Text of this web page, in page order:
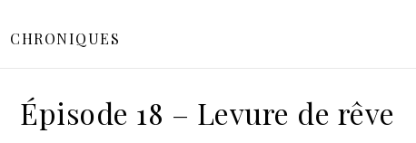
CHRONIQUES
Épisode 18 – Levure de rêve